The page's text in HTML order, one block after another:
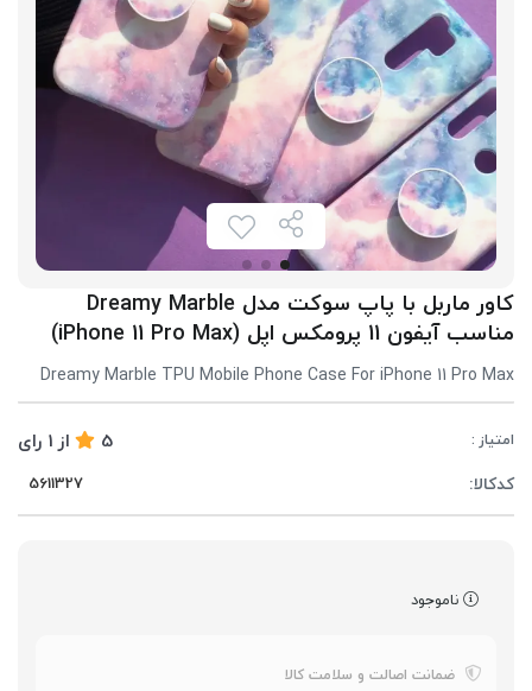
کاور ماربل با پاپ سوکت مدل Dreamy Marble
مناسب آیفون 11 پرومکس اپل (iPhone 11 Pro Max)
Dreamy Marble TPU Mobile Phone Case For iPhone 11 Pro Max
امتیاز : 5 از1 رای
کدکالا:
ناموجود
ضمانت اصالت و سلامت کالا